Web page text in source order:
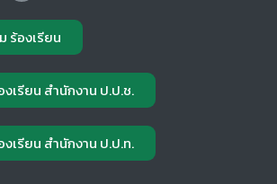
ร้องเรียน
เรียน สำนักงาน ป.ป.ช.
เรียน สำนักงาน ป.ป.ท.